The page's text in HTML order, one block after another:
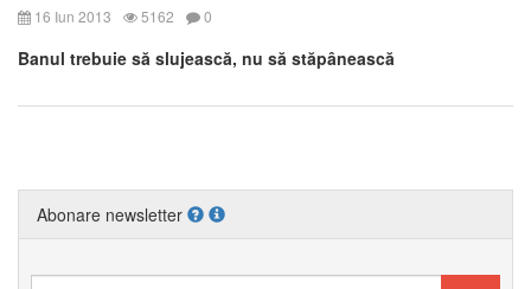
16 Iun 2013 5162 0
Banul trebuie să slujească, nu să stăpânească
Abonare newsletter